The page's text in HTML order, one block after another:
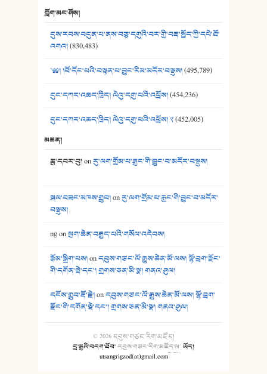
40. ང་ཚོ་ཕན་ཚུན་མཇལ་ནས། - ཟླ་སྒྲོན།
ཀློག་མང་ཤོས།
དུས་རབས་བདུན་པ་ནས་བཅུ་དགུའི་བར་གྱི་བརྡ་སྤྲོད་ཀྱི་དཔེ་ཐོ་
འགའ།(830,483)
༄༅། །བོ་དོང་པའི་བསྟན་པ་བྱུང་རིམ་མདོར་བསྡུས།(495,789)
དུང་དཀར་འཆད་ཁྲིད། ལེའུ་དགུ་པའི་འཕྲོས།(454,236)
དུང་དཀར་འཆད་ཁྲིད། ལེའུ་དགུ་པའི་འཕྲོས། ༢(452,005)
མཆན།
ཆུ་དབར་བུ།onརུ་ལག་གྲོམ་པ་རྒྱང་གི་བྱུང་བ་མདོར་བསྡུས།
སྐལ་བཟང་མཁས་གྲུབ།onརུ་ལག་གྲོམ་པ་རྒྱང་གི་བྱུང་བ་མདོར་
བསྡུས།
ngonཕྱག་ཆེན་བརྒྱུད་པའི་གསོལ་འདེབས།
རྩོམ་སྒྲིག་པས།onདབུས་གཙང་ལོ་རྒྱུས་ཆེན་མོ་ལས། ལྷོ་བྲག་རྫོང་
གི་དགོན་སྡེ་དང་། གྲགས་ཅན་མི་སྣ། གནའ་ཤུལ།
དངོས་གྲུབ་རྡོ་རྗེ།onདབུས་གཙང་ལོ་རྒྱུས་ཆེན་མོ་ལས། ལྷོ་བྲག་
རྫོང་གི་དགོན་སྡེ་དང་། གྲགས་ཅན་མི་སྣ། གནའ་ཤུལ།
© 2026 དབུས་གཙང་རིག་མཛོད།
དྲ་རྒྱའི་བདག་ཐོབ་དབུས་གཙང་རིག་མཛོད་ལ་ ཡོད།
utsangrigzod(at)gmail.com